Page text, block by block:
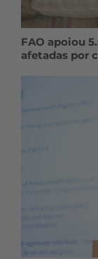
FAO apoiou
afetadas por